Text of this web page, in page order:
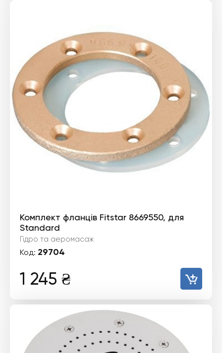
Комплект фланців Fitstar 8669550, для
Standard
Гідро та аеромасаж
Код: 29704
1 245 ₴